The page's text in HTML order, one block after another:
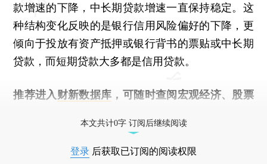
款增速的下降，中长期贷款增速一直保持稳定。这
种结构变化反映的是银行信用风险偏好的下降，更
倾向于投放有资产抵押或银行背书的票贴或中长期
贷款，而短期贷款大多都是信用贷款。
推荐进入 财新数据库 ，可随时查阅宏观经济、股票
本文共计0字 订阅后继续阅读
登录 后获取已订阅的阅读权限